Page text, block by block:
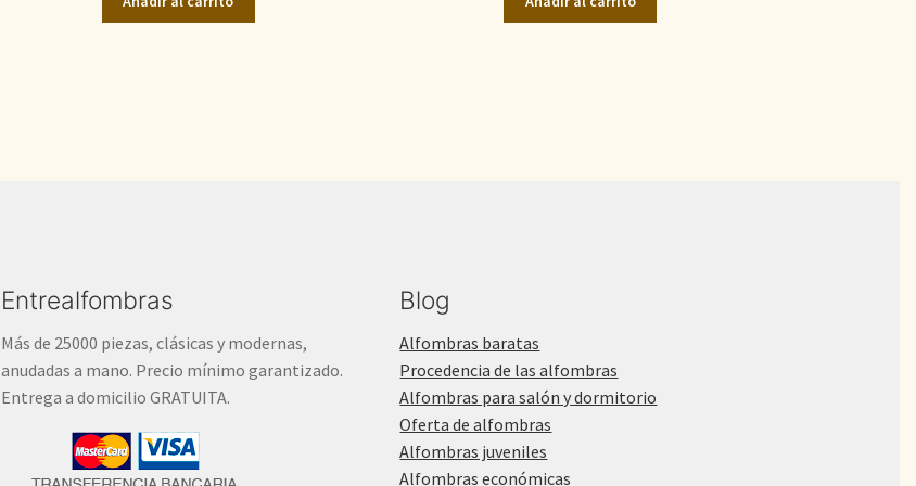
era:
1.700,00€.
era:
1.700,00€.
Entrealfombras
Más de 25000 piezas, clásicas y modernas,
anudadas a mano. Precio mínimo garantizado.
Entrega a domicilio GRATUITA.
Blog
Alfombras baratas
Procedencia de las alfombras
Alfombras para salón y dormitorio
Oferta de alfombras
Alfombras juveniles
Alfombras económicas